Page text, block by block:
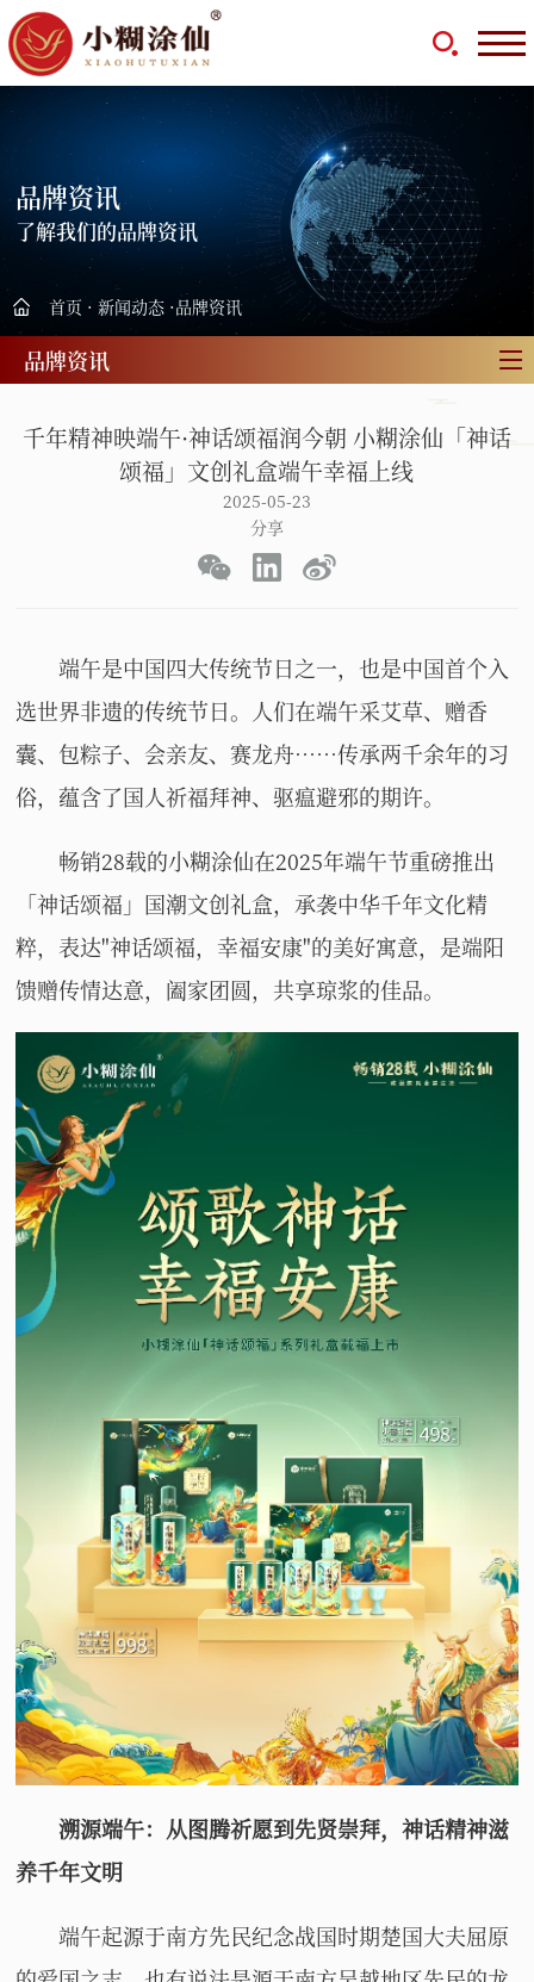
品牌资讯
了解我们的品牌资讯
首页 · 新闻动态 ·品牌资讯
品牌资讯
千年精神映端午·神话颂福润今朝 小糊涂仙「神话
颂福」文创礼盒端午幸福上线
2025-05-23
分享
端午是中国四大传统节日之一，也是中国首个入
选世界非遗的传统节日。人们在端午采艾草、赠香
囊、包粽子、会亲友、赛龙舟……传承两千余年的习
俗，蕴含了国人祈福拜神、驱瘟避邪的期许。
畅销28载的小糊涂仙在2025年端午节重磅推出
「神话颂福」国潮文创礼盒，承袭中华千年文化精
粹，表达"神话颂福，幸福安康"的美好寓意，是端阳
馈赠传情达意，阖家团圆，共享琼浆的佳品。
溯源端午：从图腾祈愿到先贤崇拜，神话精神滋
养千年文明
端午起源于南方先民纪念战国时期楚国大夫屈原